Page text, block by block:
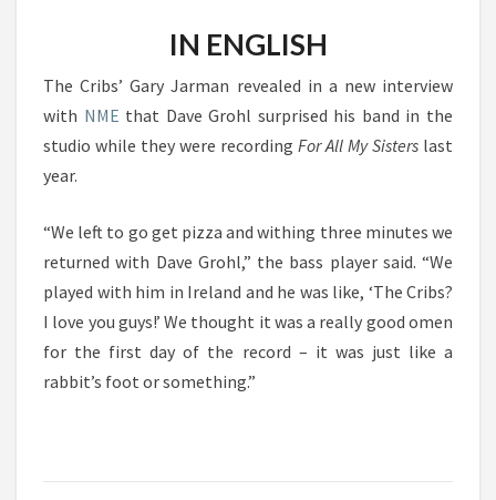
IN ENGLISH
The Cribs’ Gary Jarman revealed in a new interview
with NME that Dave Grohl surprised his band in the
studio while they were recording For All My Sisters last
year.
“We left to go get pizza and withing three minutes we
returned with Dave Grohl,” the bass player said. “We
played with him in Ireland and he was like, ‘The Cribs?
I love you guys!’ We thought it was a really good omen
for the first day of the record – it was just like a
rabbit’s foot or something.”